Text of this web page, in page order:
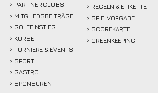
> PARTNERCLUBS
> MITGLIEDSBEITRÄGE
> GOLFEINSTIEG
> KURSE
> TURNIERE & EVENTS
> SPORT
> GASTRO
> SPONSOREN
> REGELN & ETIKETTE
> SPIELVORGABE
> SCOREKARTE
> GREENKEEPING